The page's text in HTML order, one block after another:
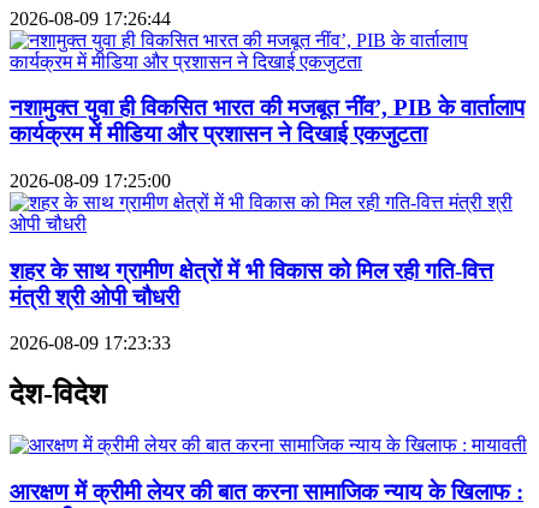
2026-08-09 17:26:44
नशामुक्त युवा ही विकसित भारत की मजबूत नींव’, PIB के वार्तालाप
कार्यक्रम में मीडिया और प्रशासन ने दिखाई एकजुटता
2026-08-09 17:25:00
शहर के साथ ग्रामीण क्षेत्रों में भी विकास को मिल रही गति-वित्त
मंत्री श्री ओपी चौधरी
2026-08-09 17:23:33
देश-विदेश
आरक्षण में क्रीमी लेयर की बात करना सामाजिक न्याय के खिलाफ :